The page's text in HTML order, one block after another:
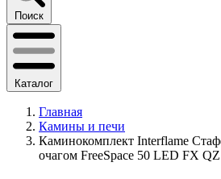
Поиск
Каталог
Главная
Камины и печи
Каминокомплект Interflame
очагом FreeSpace 50 LED FX QZ